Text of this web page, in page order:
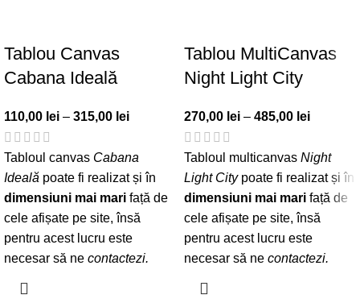
Tablou Canvas
Cabana Ideală
110,00 lei – 315,00 lei
Tabloul canvas Cabana
Ideală poate fi realizat și în
dimensiuni mai mari față de
cele afișate pe site, însă
pentru acest lucru este
necesar să ne contactezi.
Tablou MultiCanvas
Night Light City
270,00 lei – 485,00 lei
Tabloul multicanvas Night
Light Citypoate fi realizat și în
dimensiuni mai mari față de
cele afișate pe site, însă
pentru acest lucru este
necesar să ne contactezi.